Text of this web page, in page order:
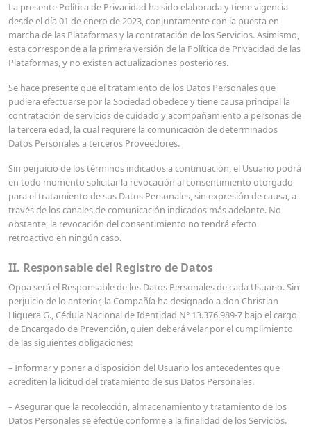
La presente Política de Privacidad ha sido elaborada y tiene vigencia
desde el día 01 de enero de 2023, conjuntamente con la puesta en
marcha de las Plataformas y la contratación de los Servicios. Asimismo,
esta corresponde a la primera versión de la Política de Privacidad de las
Plataformas, y no existen actualizaciones posteriores.
Se hace presente que el tratamiento de los Datos Personales que
pudiera efectuarse por la Sociedad obedece y tiene causa principal la
contratación de servicios de cuidado y acompañamiento a personas de
la tercera edad, la cual requiere la comunicación de determinados
Datos Personales a terceros Proveedores.
Sin perjuicio de los términos indicados a continuación, el Usuario podrá
en todo momento solicitar la revocación al consentimiento otorgado
para el tratamiento de sus Datos Personales, sin expresión de causa, a
través de los canales de comunicación indicados más adelante. No
obstante, la revocación del consentimiento no tendrá efecto
retroactivo en ningún caso.
II. Responsable del Registro de Datos
Oppa será el Responsable de los Datos Personales de cada Usuario. Sin
perjuicio de lo anterior, la Compañía ha designado a don Christian
Higuera G., Cédula Nacional de Identidad N° 13.376.989-7 bajo el cargo
de Encargado de Prevención, quien deberá velar por el cumplimiento
de las siguientes obligaciones:
– Informar y poner a disposición del Usuario los antecedentes que
acrediten la licitud del tratamiento de sus Datos Personales.
– Asegurar que la recolección, almacenamiento y tratamiento de los
Datos Personales se efectúe conforme a la finalidad de los Servicios.